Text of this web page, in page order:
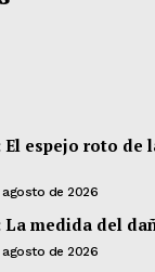
espejo roto de
agosto de 2026
La medida del
agosto de 2026